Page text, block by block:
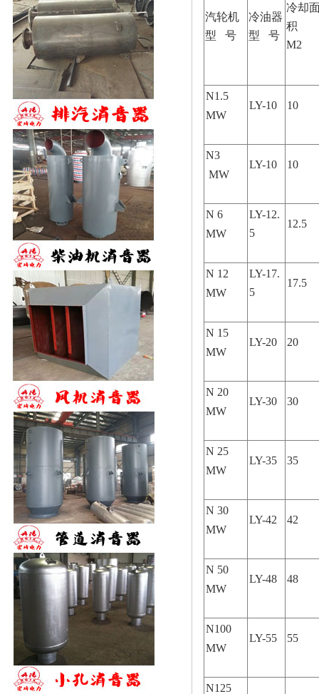
汽轮机
型
号
冷油器
型
号
冷却
积
M2
N1.5
MW
LY-10 10
N3
MW
LY-10 10
N 6
MW
LY-12.
5
12.5
N 12
MW
LY-17.
5
17.5
N 15
MW
LY-20 20
N 20
MW
LY-30 30
N 25
MW
LY-35 35
N 30
MW
LY-42 42
N 50
MW
LY-48 48
N100
MW
LY-55 55
N125